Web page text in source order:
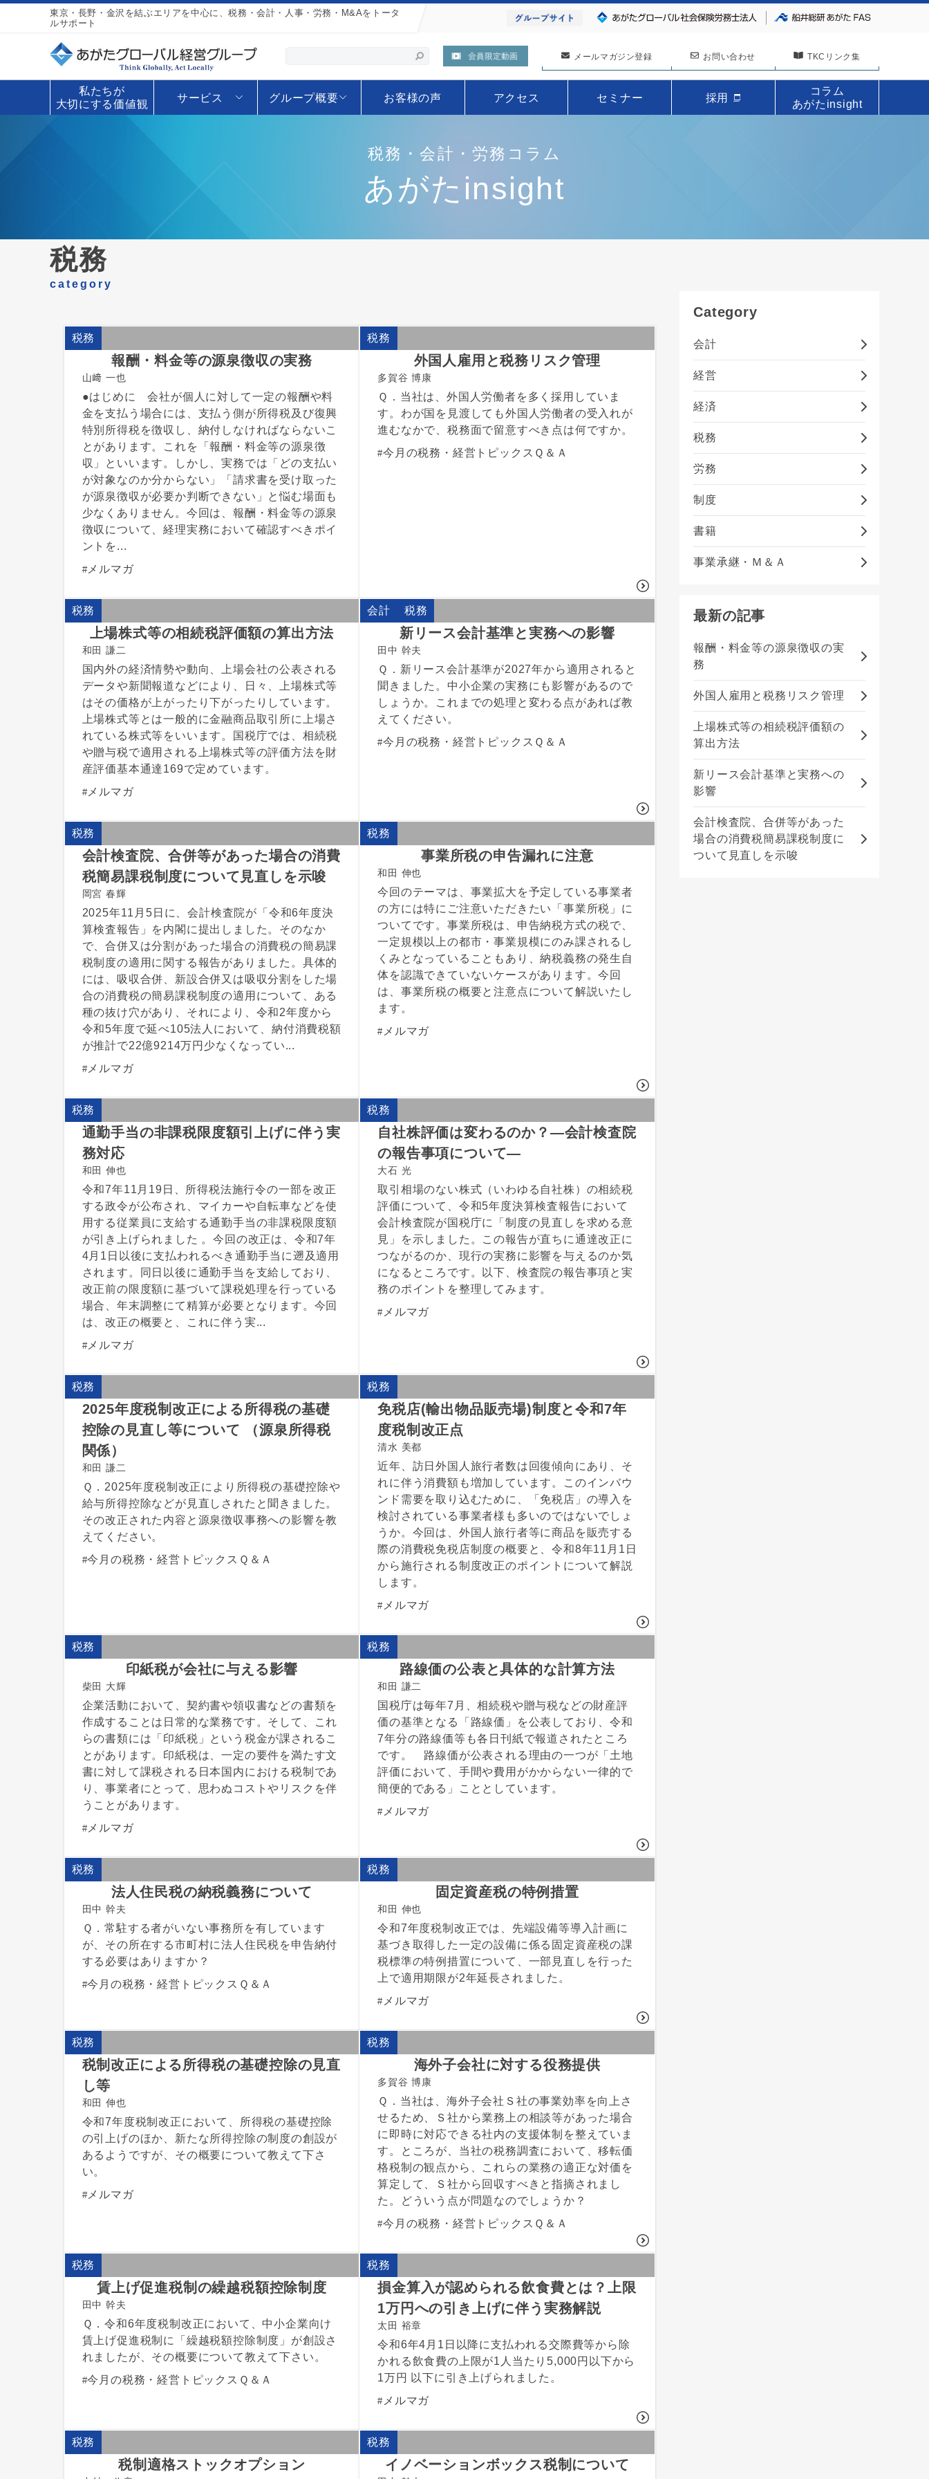
東京・長野・金沢を結ぶエリアを中心に、税務・会計・人事・労務・M&Aをトータ
ルサポート
メールマガジン登録 お問い合わせ TKCリンク集
私たちが
大切にする価値観
サービス グループ概要 お客様の声 アクセス セミナー 採用
コラム
あがたinsight
税務・会計・労務コラム
あがたinsight
税務
category
報酬・料金等の源泉徴収の実務
税務
山﨑 一也
●はじめに 会社が個人に対して一定の報酬や料
金を支払う場合には、支払う側が所得税及び復興
特別所得税を徴収し、納付しなければならないこ
とがあります。これを「報酬・料金等の源泉徴
収」といいます。しかし、実務では「どの支払い
が対象なのか分からない」「請求書を受け取った
が源泉徴収が必要か判断できない」と悩む場面も
少なくありません。今回は、報酬・料金等の源泉
徴収について、経理実務において確認すべきポイ
ントを...
メルマガ
外国人雇用と税務リスク管理
税務
多賀谷 博康
Ｑ．当社は、外国人労働者を多く採用していま
す。わが国を見渡しても外国人労働者の受入れが
進むなかで、税務面で留意すべき点は何ですか。
今月の税務・経営トピックスＱ＆Ａ
上場株式等の相続税評価額の算出方法
税務
和田 謙二
国内外の経済情勢や動向、上場会社の公表される
データや新聞報道などにより、日々、上場株式等
はその価格が上がったり下がったりしています。
上場株式等とは一般的に金融商品取引所に上場さ
れている株式等をいいます。国税庁では、相続税
や贈与税で適用される上場株式等の評価方法を財
産評価基本通達169で定めています。
メルマガ
新リース会計基準と実務への影響
会計 税務
田中 幹夫
Ｑ．新リース会計基準が2027年から適用されると
聞きました。中小企業の実務にも影響があるので
しょうか。これまでの処理と変わる点があれば教
えてください。
今月の税務・経営トピックスＱ＆Ａ
会計検査院、合併等があった場合の消費
税簡易課税制度について見直しを示唆
税務
岡宮 春輝
2025年11月5日に、会計検査院が「令和6年度決
算検査報告」を内閣に提出しました。そのなか
で、合併又は分割があった場合の消費税の簡易課
税制度の適用に関する報告がありました。具体的
には、吸収合併、新設合併又は吸収分割をした場
合の消費税の簡易課税制度の適用について、ある
種の抜け穴があり、それにより、令和2年度から
令和5年度で延べ105法人において、納付消費税額
が推計で22億9214万円少なくなってい...
メルマガ
事業所税の申告漏れに注意
税務
和田 伸也
今回のテーマは、事業拡大を予定している事業者
の方には特にご注意いただきたい「事業所税」に
ついてです。事業所税は、申告納税方式の税で、
一定規模以上の都市・事業規模にのみ課されるし
くみとなっていることもあり、納税義務の発生自
体を認識できていないケースがあります。今回
は、事業所税の概要と注意点について解説いたし
ます。
メルマガ
通勤手当の非課税限度額引上げに伴う実
務対応
税務
和田 伸也
令和7年11月19日、所得税法施行令の一部を改正
する政令が公布され、マイカーや自転車などを使
用する従業員に支給する通勤手当の非課税限度額
が引き上げられました 。今回の改正は、令和7年
4月1日以後に支払われるべき通勤手当に遡及適用
されます。同日以後に通勤手当を支給しており、
改正前の限度額に基づいて課税処理を行っている
場合、年末調整にて精算が必要となります。今回
は、改正の概要と、これに伴う実...
メルマガ
自社株評価は変わるのか？―会計検査院
の報告事項について―
税務
大石 光
取引相場のない株式（いわゆる自社株）の相続税
評価について、令和5年度決算検査報告において
会計検査院が国税庁に「制度の見直しを求める意
見」を示しました。この報告が直ちに通達改正に
つながるのか、現行の実務に影響を与えるのか気
になるところです。以下、検査院の報告事項と実
務のポイントを整理してみます。
メルマガ
2025年度税制改正による所得税の基礎
控除の見直し等について （源泉所得税
関係）
税務
和田 謙二
Ｑ．2025年度税制改正により所得税の基礎控除や
給与所得控除などが見直しされたと聞きました。
その改正された内容と源泉徴収事務への影響を教
えてください。
今月の税務・経営トピックスＱ＆Ａ
免税店(輸出物品販売場)制度と令和7年
度税制改正点
税務
清水 美都
近年、訪日外国人旅行者数は回復傾向にあり、そ
れに伴う消費額も増加しています。このインバウ
ンド需要を取り込むために、「免税店」の導入を
検討されている事業者様も多いのではないでしょ
うか。今回は、外国人旅行者等に商品を販売する
際の消費税免税店制度の概要と、令和8年11月1日
から施行される制度改正のポイントについて解説
します。
メルマガ
印紙税が会社に与える影響
税務
柴田 大輝
企業活動において、契約書や領収書などの書類を
作成することは日常的な業務です。そして、これ
らの書類には「印紙税」という税金が課されるこ
とがあります。印紙税は、一定の要件を満たす文
書に対して課税される日本国内における税制であ
り、事業者にとって、思わぬコストやリスクを伴
うことがあります。
メルマガ
路線価の公表と具体的な計算方法
税務
和田 謙二
国税庁は毎年7月、相続税や贈与税などの財産評
価の基準となる「路線価」を公表しており、令和
7年分の路線価等も各日刊紙で報道されたところ
です。 路線価が公表される理由の一つが「土地
評価において、手間や費用がかからない一律的で
簡便的である」こととしています。
メルマガ
法人住民税の納税義務について
税務
田中 幹夫
Ｑ．常駐する者がいない事務所を有しています
が、その所在する市町村に法人住民税を申告納付
する必要はありますか？
今月の税務・経営トピックスＱ＆Ａ
固定資産税の特例措置
税務
和田 伸也
令和7年度税制改正では、先端設備等導入計画に
基づき取得した一定の設備に係る固定資産税の課
税標準の特例措置について、一部見直しを行った
上で適用期限が2年延長されました。
メルマガ
税制改正による所得税の基礎控除の見直
し等
税務
和田 伸也
令和7年度税制改正において、所得税の基礎控除
の引上げのほか、新たな所得控除の制度の創設が
あるようですが、その概要について教えて下さ
い。
メルマガ
海外子会社に対する役務提供
税務
多賀谷 博康
Ｑ．当社は、海外子会社Ｓ社の事業効率を向上さ
せるため、Ｓ社から業務上の相談等があった場合
に即時に対応できる社内の支援体制を整えていま
す。ところが、当社の税務調査において、移転価
格税制の観点から、これらの業務の適正な対価を
算定して、Ｓ社から回収すべきと指摘されまし
た。どういう点が問題なのでしょうか？
今月の税務・経営トピックスＱ＆Ａ
賃上げ促進税制の繰越税額控除制度
税務
田中 幹夫
Ｑ．令和6年度税制改正において、中小企業向け
賃上げ促進税制に「繰越税額控除制度」が創設さ
れましたが、その概要について教えて下さい。
今月の税務・経営トピックスＱ＆Ａ
損金算入が認められる飲食費とは？上限
1万円への引き上げに伴う実務解説
税務
太田 裕章
令和6年4月1日以降に支払われる交際費等から除
かれる飲食費の上限が1人当たり5,000円以下から
1万円 以下に引き上げられました。
メルマガ
税制適格ストックオプション
税務
イノベーションボックス税制について
税務
Category
会計
経営
経済
税務
労務
制度
書籍
事業承継・Ｍ＆Ａ
最新の記事
報酬・料金等の源泉徴収の実
務
外国人雇用と税務リスク管理
上場株式等の相続税評価額の
算出方法
新リース会計基準と実務への
影響
会計検査院、合併等があった
場合の消費税簡易課税制度に
ついて見直しを示唆